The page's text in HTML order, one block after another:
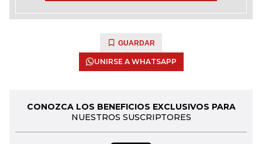
GUARDAR
UNIRSE A WHATSAPP
CONOZCA LOS BENEFICIOS EXCLUSIVOS PARA
NUESTROS SUSCRIPTORES